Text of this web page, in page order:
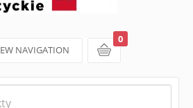
NAVIGATION koszyk
0